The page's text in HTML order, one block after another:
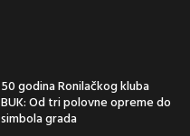
50 godina Ronilačkog kluba
BUK: Od tri polovne opreme do
simbola grada